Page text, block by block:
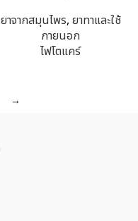
ยาจากสมุนไพร, ยาทาและใช้
ภายนอก
ไฟโตแคร์
→